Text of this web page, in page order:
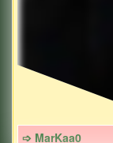
➩ MarKaa0